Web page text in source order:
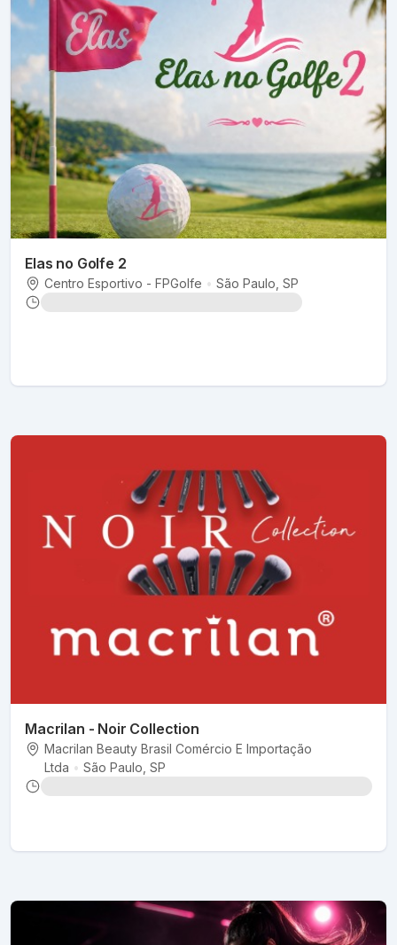
Elas no Golfe 2
Centro Esportivo - FPGolfe • São Paulo , SP
Macrilan - Noir Collection
Macrilan Beauty Brasil Comércio E Importação
Ltda • São Paulo , SP